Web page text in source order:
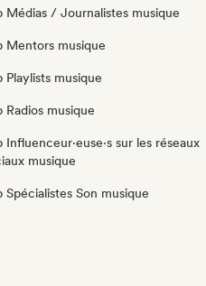
Médias / Journalistes musique
Mentors musique
Playlists musique
Radios musique
Influenceur·euse·s sur les réseaux
musique
Spécialistes Son musique